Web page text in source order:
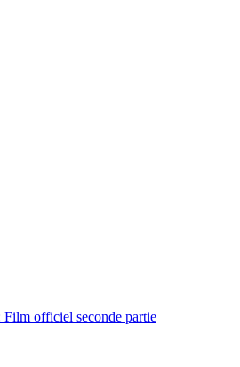
officiel seconde partie